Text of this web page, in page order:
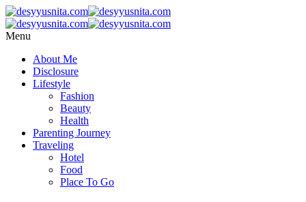
Menu
About Me
Disclosure
Lifestyle
Fashion
Beauty
Health
Parenting Journey
Traveling
Hotel
Food
Place To Go